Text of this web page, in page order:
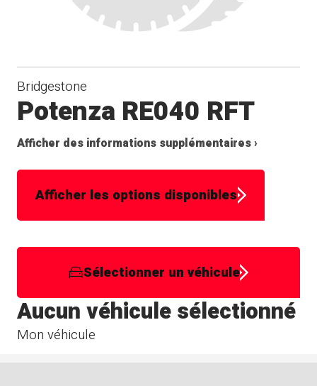
Bridgestone
Potenza RE040 RFT
Afficher des informations supplémentaires ›
Afficher les options disponibles
Sélectionner un véhicule
Mon véhicule
Aucun véhicule sélectionné